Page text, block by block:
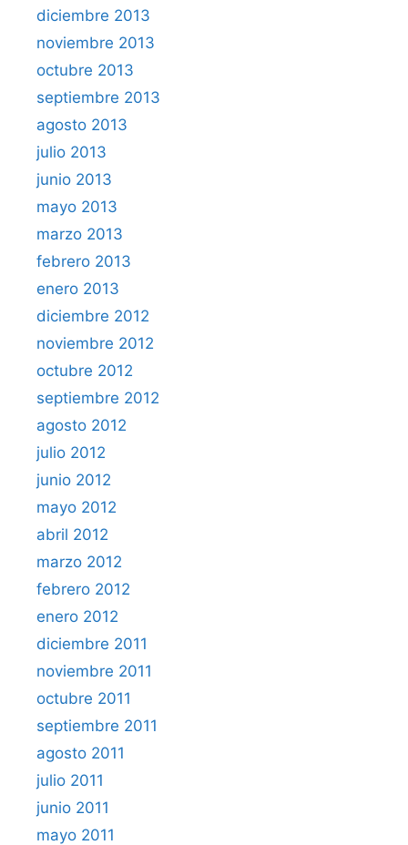
diciembre 2013
noviembre 2013
octubre 2013
septiembre 2013
agosto 2013
julio 2013
junio 2013
mayo 2013
marzo 2013
febrero 2013
enero 2013
diciembre 2012
noviembre 2012
octubre 2012
septiembre 2012
agosto 2012
julio 2012
junio 2012
mayo 2012
abril 2012
marzo 2012
febrero 2012
enero 2012
diciembre 2011
noviembre 2011
octubre 2011
septiembre 2011
agosto 2011
julio 2011
junio 2011
mayo 2011